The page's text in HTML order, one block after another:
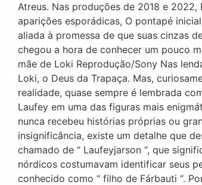
Atreus. Nas produções de 2018 e
aparições esporádicas, O pontapé
aliada à promessa de que suas cinzas
chegou a hora de conhecer um pouco
mãe de Loki Reprodução/Sony Nas
Loki, o Deus da Trapaça. Mas,
realidade, quase sempre é lembrada
Laufey em uma das figuras mais
nunca recebeu histórias próprias ou
insignificância, existe um detalhe que
chamado de “ Laufeyjarson “, que
nórdicos costumavam identificar seus
conhecido como “ filho de Fárbauti “.